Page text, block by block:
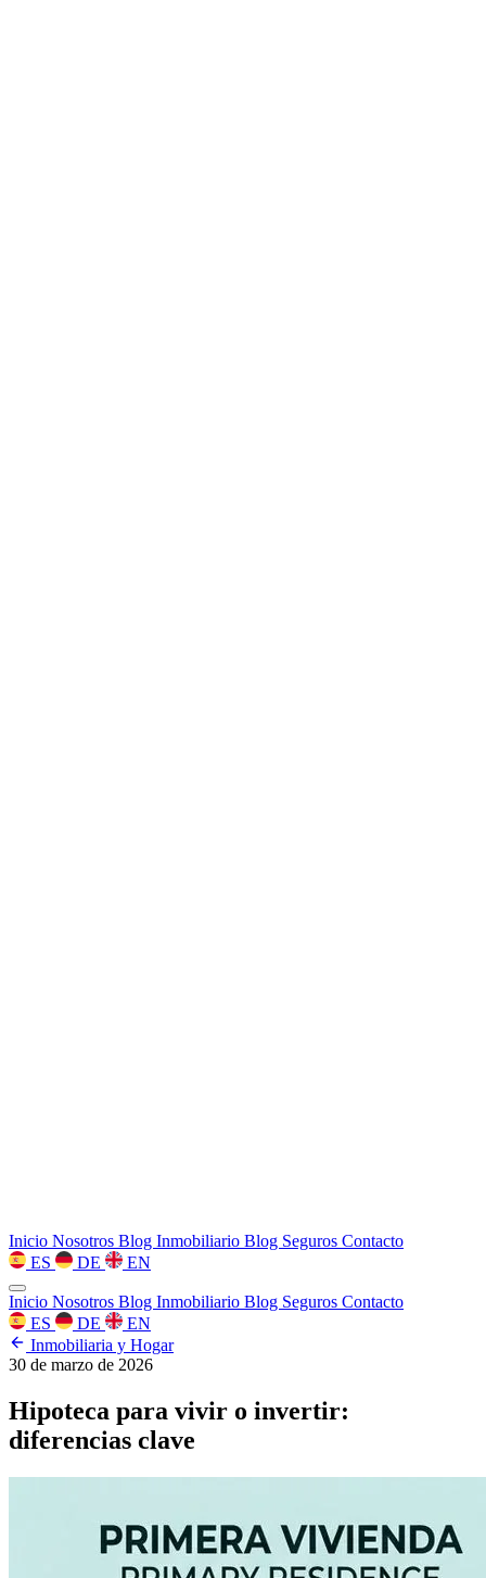
Inicio Nosotros Blog Inmobiliario Blog Seguros Contacto
ES
DE EN
Inicio Nosotros Blog Inmobiliario Blog Seguros Contacto
ES
DE
EN
Inmobiliaria y Hogar
30 de marzo de 2026
Hipoteca para vivir o invertir:
diferencias clave